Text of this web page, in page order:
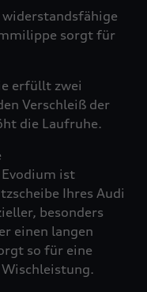
widerstandsfähige
sorgt für
erfüllt zwei
Verschleiß der
die Laufruhe.
ist
Ihres Audi
besonders
einen langen
so für eine